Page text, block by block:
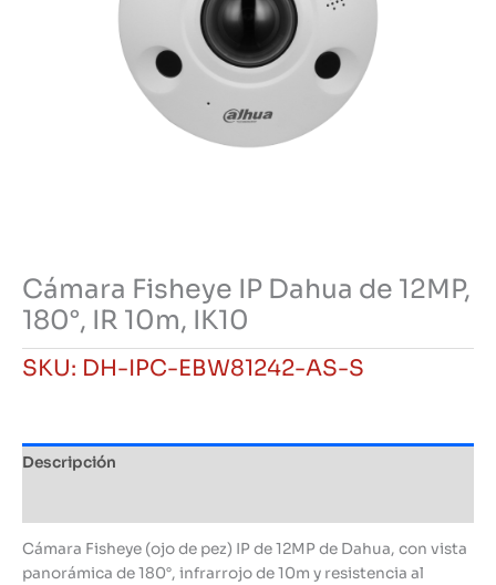
Cámara Fisheye IP Dahua de 12MP,
180°, IR 10m, IK10
SKU: DH-IPC-EBW81242-AS-S
Descripción
Cámara Fisheye (ojo de pez) IP de 12MP de Dahua, con vista
panorámica de 180°, infrarrojo de 10m y resistencia al